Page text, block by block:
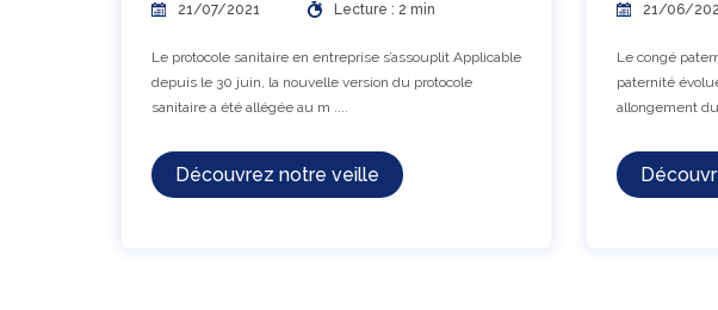
21/07/2021 Lecture : 2 min
Le protocole sanitaire en entreprise s’assouplit Applicable
depuis le 30 juin, la nouvelle version du protocole
sanitaire a été allégée au m ....
Découvrez notre veille
21/06/
Le congé
paternité
allongement